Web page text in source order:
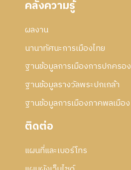
คลังความรู้
ผลงาน
นานาทัศนะการเมืองไทย
ฐานข้อมูลการเมืองการปกครอง
ฐานข้อมูลรางวัลพระปกเกล้า
ฐานข้อมูลการเมืองภาคพลเมือง
ติดต่อ
แผนที่และเบอร์โทร